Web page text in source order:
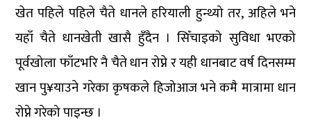
खेत पहिले पहिले चैते धानले हरियाली हुन्थ्यो तर, अहिले भने
यहाँ चैते धानखेती खासै हुँदैन । सिँचाइको सुविधा भएको
पूर्वखोला फाँटभरि नै चैते धान रोप्ने र यही धानबाट वर्ष दिनसम्म
खान पु¥याउने गरेका कृषकले हिजोआज भने कमै मात्रामा धान
रोप्ने गरेको पाइन्छ ।